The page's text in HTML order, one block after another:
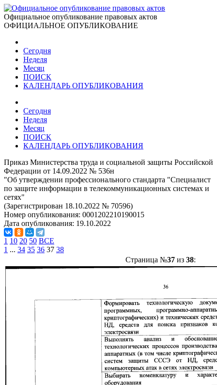
Официальное опубликование правовых актов
ОФИЦИАЛЬНОЕ ОПУБЛИКОВАНИЕ
Сегодня
Неделя
Месяц
ПОИСК
КАЛЕНДАРЬ ОПУБЛИКОВАНИЯ
Сегодня
Неделя
Месяц
ПОИСК
КАЛЕНДАРЬ ОПУБЛИКОВАНИЯ
Приказ Министерства труда и социальной защиты Российской
Федерации от 14.09.2022 № 536н
"Об утверждении профессионального стандарта "Специалист
по защите информации в телекоммуникационных системах и
сетях"
(Зарегистрирован 18.10.2022 № 70596)
Номер опубликования: 0001202210190015
Дата опубликования: 19.10.2022
1 10 20 50 ВСЕ
1 ... 34 35 36 37 38
Страница №37из 38: